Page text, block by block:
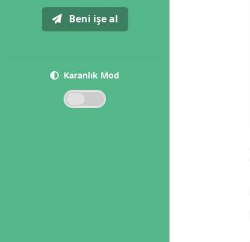
Beni işe al
Karanlık Mod